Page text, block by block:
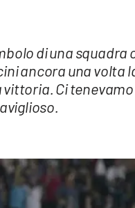
di una squadra
ancora una volta
vittoria. Ci